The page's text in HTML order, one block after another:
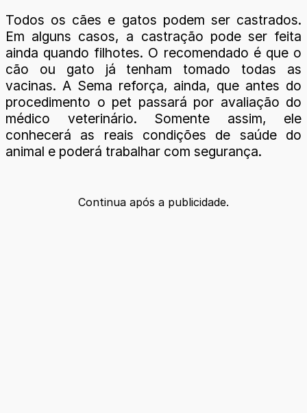
Todos os cães e gatos podem ser castrados.
Em alguns casos, a castração pode ser feita
ainda quando filhotes. O recomendado é que o
cão ou gato já tenham tomado todas as
vacinas. A Sema reforça, ainda, que antes do
procedimento o pet passará por avaliação do
médico veterinário. Somente assim, ele
conhecerá as reais condições de saúde do
animal e poderá trabalhar com segurança.
Continua após a publicidade.